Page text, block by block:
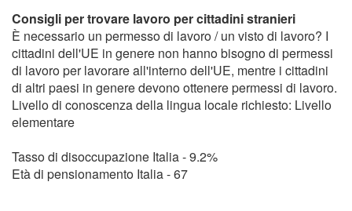
Consigli per trovare lavoro per cittadini stranieri
È necessario un permesso di lavoro / un visto di lavoro? I
cittadini dell'UE in genere non hanno bisogno di permessi
di lavoro per lavorare all'interno dell'UE, mentre i cittadini
di altri paesi in genere devono ottenere permessi di lavoro.
Livello di conoscenza della lingua locale richiesto: Livello
elementare
Tasso di disoccupazione Italia - 9.2%
Età di pensionamento Italia - 67